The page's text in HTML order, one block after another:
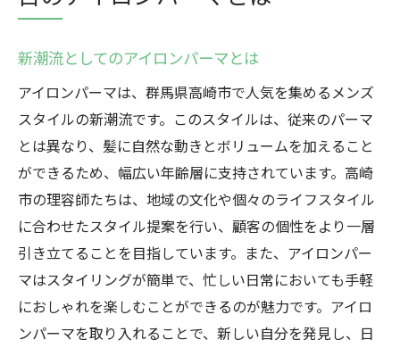
新潮流としてのアイロンパーマとは
アイロンパーマは、群馬県高崎市で人気を集めるメンズ
スタイルの新潮流です。このスタイルは、従来のパーマ
とは異なり、髪に自然な動きとボリュームを加えること
ができるため、幅広い年齢層に支持されています。高崎
市の理容師たちは、地域の文化や個々のライフスタイル
に合わせたスタイル提案を行い、顧客の個性をより一層
引き立てることを目指しています。また、アイロンパー
マはスタイリングが簡単で、忙しい日常においても手軽
におしゃれを楽しむことができるのが魅力です。アイロ
ンパーマを取り入れることで、新しい自分を発見し、日